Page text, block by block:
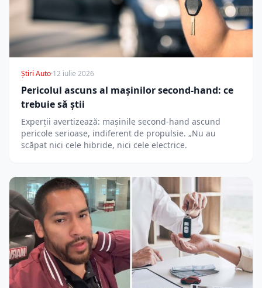
Știri Auto·12 iulie 2026
Pericolul ascuns al mașinilor second-hand: ce
trebuie să știi
Experții avertizează: mașinile second-hand ascund
pericole serioase, indiferent de propulsie. „Nu au
scăpat nici cele hibride, nici cele electrice.